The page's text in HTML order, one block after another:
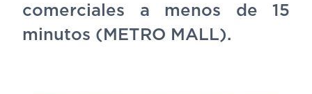
comerciales a menos de 15
minutos (METRO MALL).